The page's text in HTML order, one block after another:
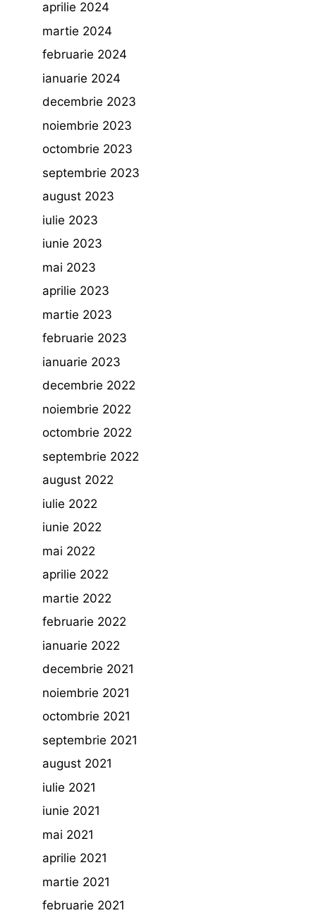
aprilie 2024
martie 2024
februarie 2024
ianuarie 2024
decembrie 2023
noiembrie 2023
octombrie 2023
septembrie 2023
august 2023
iulie 2023
iunie 2023
mai 2023
aprilie 2023
martie 2023
februarie 2023
ianuarie 2023
decembrie 2022
noiembrie 2022
octombrie 2022
septembrie 2022
august 2022
iulie 2022
iunie 2022
mai 2022
aprilie 2022
martie 2022
februarie 2022
ianuarie 2022
decembrie 2021
noiembrie 2021
octombrie 2021
septembrie 2021
august 2021
iulie 2021
iunie 2021
mai 2021
aprilie 2021
martie 2021
februarie 2021